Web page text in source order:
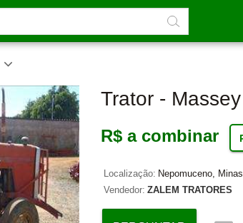
Trator -
R$ a combinar
Localização: Nepomuceno,
Vendedor: ZALEM TRATORES